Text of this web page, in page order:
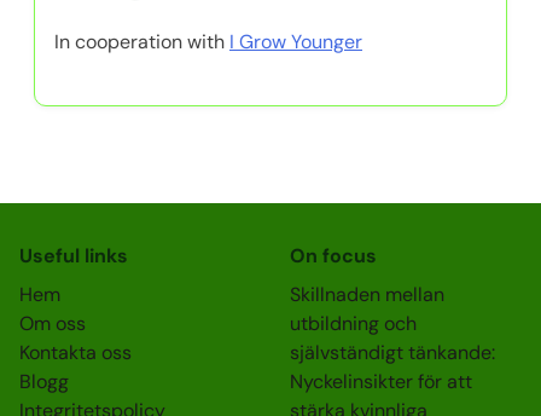
In cooperation with I Grow Younger
Useful links
Hem
Om oss
Kontakta oss
Blogg
On focus
Skillnaden mellan
utbildning och
självständigt tänkande:
Nyckelinsikter för att